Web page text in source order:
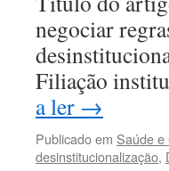
negociar
Filiação
a ler →
Publicado em Saúde e
desinstitucionalização,